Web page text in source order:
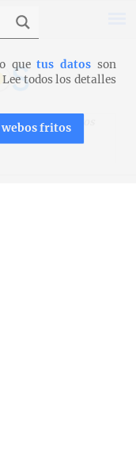
y espárragos
quetus datos son
Lee todos los detalles
webos fritos